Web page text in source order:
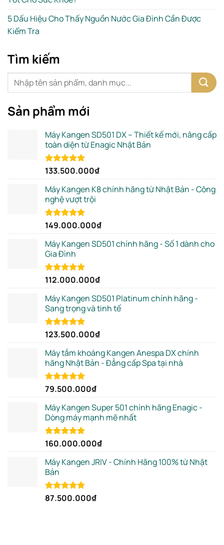
5 Dấu Hiệu Cho Thấy Nguồn Nước Gia Đình Cần Được
Kiểm Tra
Tìm kiếm
Sản phẩm mới
Máy Kangen SD501 DX – Thiết kế mới, nâng cấp
toàn diện từ Enagic Nhật Bản
Rated5.00
133.500.000₫
Máy Kangen K8 chính hãng từ Nhật Bản - Công
nghệ vượt trội
Rated5.00
149.000.000₫
Máy Kangen SD501 chính hãng - Số 1 dành cho
Gia Đình
Rated5.00
112.000.000₫
Máy Kangen SD501 Platinum chính hãng -
Sang trọng và tinh tế
Rated5.00
123.500.000₫
Máy tắm khoáng Kangen Anespa DX chính
hãng Nhật Bản - Đẳng cấp Spa tại nhà
Rated5.00
79.500.000₫
Máy Kangen Super 501 chính hãng Enagic -
Dòng máy mạnh mẽ nhất
Rated5.00
160.000.000₫
Máy Kangen JRIV - Chính Hãng 100% từ Nhật
Bản
Rated5.00
87.500.000₫